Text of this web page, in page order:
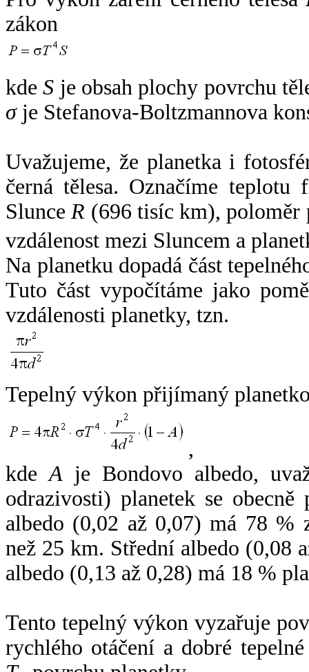
zákon
kdeS je obsah plochy povrchu
σje Stefanova-Boltzmannova
Uvažujeme, že planetka i
černá tělesa. Označíme
SlunceR (696 tisíc km),
vzdálenost mezi Sluncem a
Na planetku dopadá část
Tuto část vypočítáme jako
vzdálenosti planetky, tzn.
Tepelný výkon přijímaný
,
kdeA je Bondovo albedo,
odrazivosti) planetek se
albedo (0,02 až 0,07) má 78 %
než 25 km. Střední albedo (0,08
albedo (0,13 až 0,28) má 18 %
Tento tepelný výkon vyzařuje
rychlého otáčení a dobré